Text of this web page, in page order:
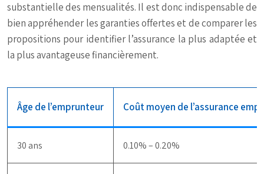
substantielle des mensualités. Il est donc indispensable de
bien appréhender les garanties offertes et de comparer les
propositions pour identifier l’assurance la plus adaptée et
la plus avantageuse financièrement.
Âge de l’emprunteur Coût moyen de l’assurance
30 ans 0.10% – 0.20%